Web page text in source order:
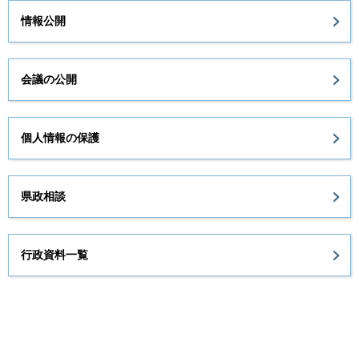
情報公開
会議の公開
個人情報の保護
県政相談
行政資料一覧